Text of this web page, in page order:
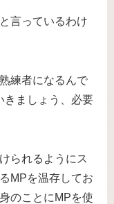
言っているわけ
練者になるんで
きましょう、必要
られるようにス
MPを温存してお
のことにMPを使